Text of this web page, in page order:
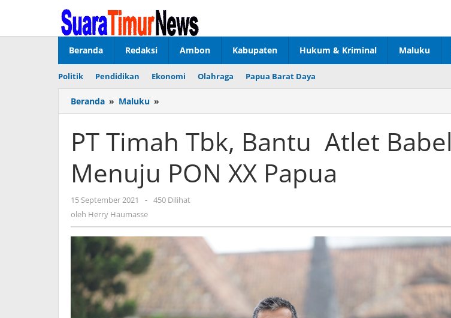
Beranda Redaksi Ambon Kabupaten Hukum & Kriminal Maluku
Politik Pendidikan Ekonomi Olahraga Papua Barat Daya
Beranda » Maluku »
Timah
Bantu
Atlet
Babel
Menuju
XX
PT Timah Tbk, Bantu Atlet Babel
Menuju PON XX Papua
15 September 2021
oleh
Herry
- 450 Dilihat
oleh Herry Haumasse